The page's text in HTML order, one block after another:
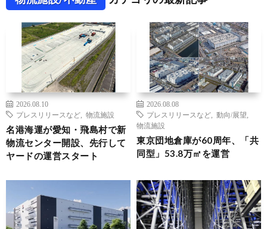
2026.08.10
プレスリリースなど
物流施設
名港海運が愛知・飛島村で新
物流センター開設、先行して
ヤードの運営スタート
2026.08.08
プレスリリースなど
動向/展望
物流施設
東京団地倉庫が60周年、「共
同型」53.8万㎡を運営